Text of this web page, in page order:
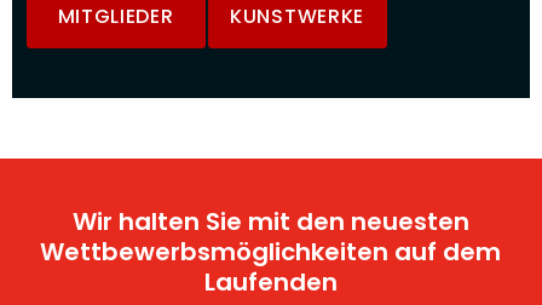
MITGLIEDER KUNSTWERKE
Wir halten Sie mit den neuesten
Wettbewerbsmöglichkeiten auf dem
Laufenden